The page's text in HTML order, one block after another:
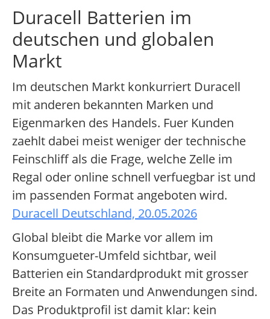
Duracell Batterien im
deutschen und globalen
Markt
Im deutschen Markt konkurriert Duracell
mit anderen bekannten Marken und
Eigenmarken des Handels. Fuer Kunden
zaehlt dabei meist weniger der technische
Feinschliff als die Frage, welche Zelle im
Regal oder online schnell verfuegbar ist und
im passenden Format angeboten wird.
Duracell Deutschland, 20.05.2026
Global bleibt die Marke vor allem im
Konsumgueter-Umfeld sichtbar, weil
Batterien ein Standardprodukt mit grosser
Breite an Formaten und Anwendungen sind.
Das Produktprofil ist damit klar: kein